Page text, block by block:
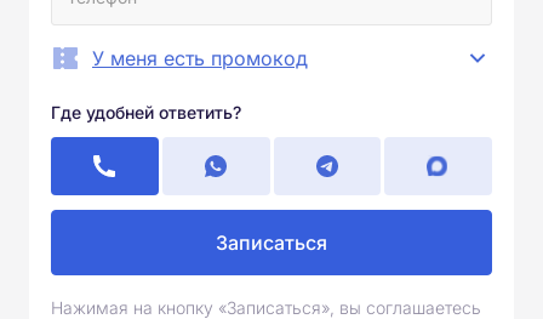
У меня есть промокод
Где удобней ответить?
Записаться
Нажимая на кнопку «Записаться», вы соглашаетесь